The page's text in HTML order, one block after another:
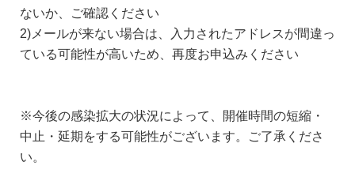
ないか、ご確認ください
2)メールが来ない場合は、入力されたアドレスが間違っ
ている可能性が高いため、再度お申込みください
※今後の感染拡大の状況によって、開催時間の短縮・
中止・延期をする可能性がございます。ご了承くださ
い。